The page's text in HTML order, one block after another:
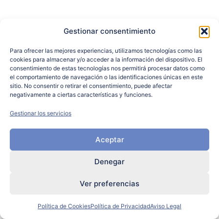
Gestionar consentimiento
Para ofrecer las mejores experiencias, utilizamos tecnologías como las
cookies para almacenar y/o acceder a la información del dispositivo. El
consentimiento de estas tecnologías nos permitirá procesar datos como
el comportamiento de navegación o las identificaciones únicas en este
sitio. No consentir o retirar el consentimiento, puede afectar
negativamente a ciertas características y funciones.
Gestionar los servicios
Aceptar
Denegar
Ver preferencias
Política de CookiesPolítica de PrivacidadAviso Legal